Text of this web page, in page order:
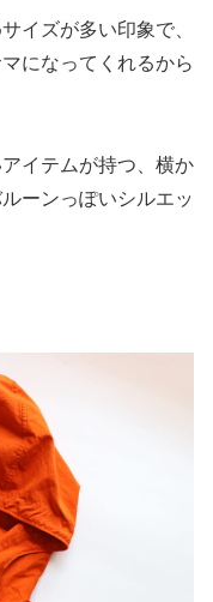
イズが多い印象で、
になってくれるから
イテムが持つ、横か
ーンっぽいシルエッ